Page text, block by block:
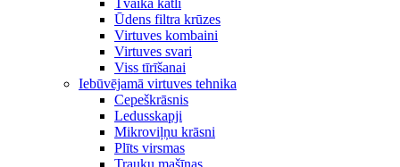
Tvaika katli
Ūdens filtra krūzes
Virtuves kombaini
Virtuves svari
Viss tīrīšanai
Iebūvējamā virtuves tehnika
Cepeškrāsnis
Ledusskapji
Mikroviļņu krāsni
Plīts virsmas
Trauku mašīnas